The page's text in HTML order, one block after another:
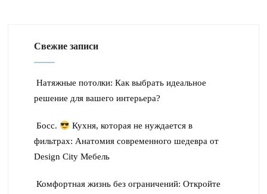
Свежие записи
Натяжные потолки: Как выбрать идеальное
решение для вашего интерьера?
Босс.
Кухня, которая не нуждается в
фильтрах: Анатомия современного шедевра от
Design City Мебель
Комфортная жизнь без ограничений: Откройте